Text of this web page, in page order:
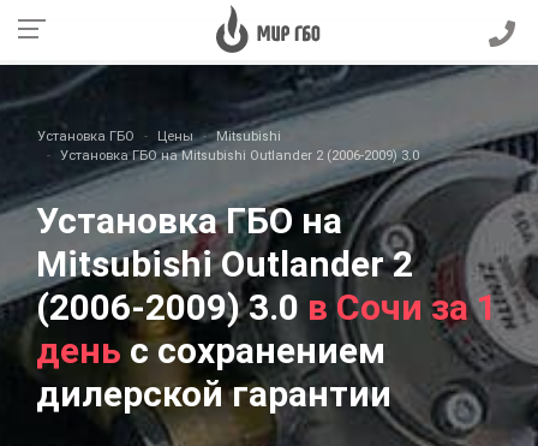
Установка ГБО Цены
Mitsubishi
Установка ГБО на Mitsubishi Outlander 2 (2006-2009) 3.0
Установка ГБО на
Mitsubishi Outlander 2
(2006-2009) 3.0 в Сочи за 1
деньс сохранением
дилерской гарантии